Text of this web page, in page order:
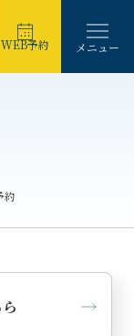
WEB予約 メニュー
約